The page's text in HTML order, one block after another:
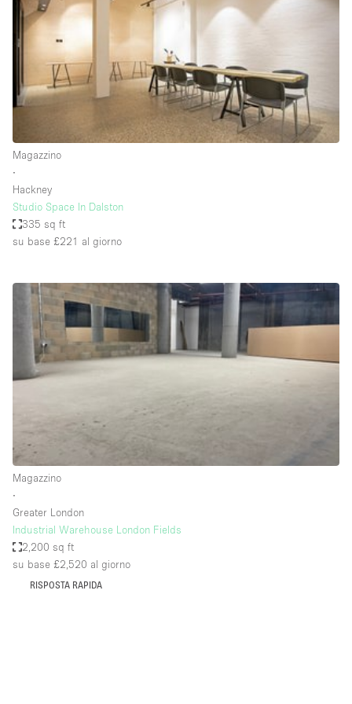
Fiera/festival
Galleria d'arte
Hall
Imbarcazione
Negozio in centro commerciale
Sala conferenze
Sala riunioni
Spazio creativo
Spazio hall
Spazio per Eventi
Spazio pubblicitario
Stand / Bancarella
Stand / Chiosco / Stand
Studio fotografico / riprese
Uffici
Villa / Casa
Magazzino
∙
Hackney
Studio Space In Dalston
335 sq ft
su base £221 al giorno
Magazzino
∙
Greater London
Industrial Warehouse London Fields
2,200 sq ft
su base £2,520 al giorno
RISPOSTA RAPIDA